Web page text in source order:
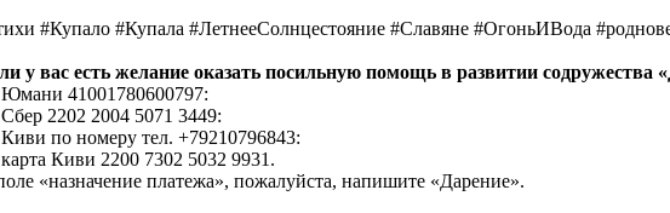
#Купало #Купала #ЛетнееСолнцестояние #Славяне #ОгоньИВода
у вас есть желание оказать посильную помощь в развитии
41001780600797:
2202 2004 5071 3449:
по номеру тел. +79210796843:
Киви 2200 7302 5032 9931.
«назначение платежа», пожалуйста, напишите «Дарение».